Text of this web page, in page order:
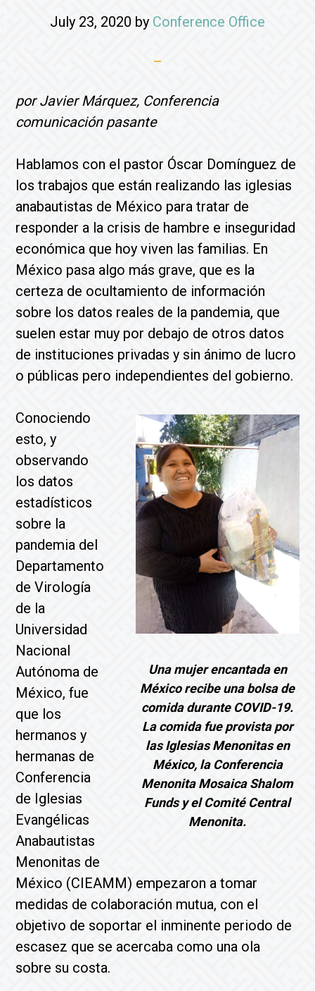
July 23, 2020 by Conference Office
por Javier Márquez, Conferencia
comunicación pasante
Hablamos con el pastor Óscar Domínguez de
los trabajos que están realizando las iglesias
anabautistas de México para tratar de
responder a la crisis de hambre e inseguridad
económica que hoy viven las familias. En
México pasa algo más grave, que es la
certeza de ocultamiento de información
sobre los datos reales de la pandemia, que
suelen estar muy por debajo de otros datos
de instituciones privadas y sin ánimo de lucro
o públicas pero independientes del gobierno.
Una mujer encantada en
México recibe una bolsa de
comida durante COVID-19.
La comida fue provista por
las Iglesias Menonitas en
México, la Conferencia
Menonita Mosaica Shalom
Funds y el Comité Central
Menonita.
Conociendo
esto, y
observando
los datos
estadísticos
sobre la
pandemia del
Departamento
de Virología
de la
Universidad
Nacional
Autónoma de
México, fue
que los
hermanos y
hermanas de
Conferencia
de Iglesias
Evangélicas
Anabautistas
Menonitas de
México (CIEAMM) empezaron a tomar
medidas de colaboración mutua, con el
objetivo de soportar el inminente periodo de
escasez que se acercaba como una ola
sobre su costa.